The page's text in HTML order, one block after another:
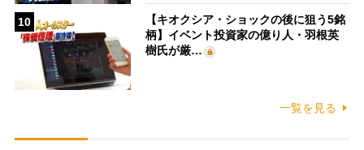
10
【キオクシア・ショックの後に狙う5銘
柄】イベント投資家の億り人・羽根英
樹氏が厳…
一覧を見る